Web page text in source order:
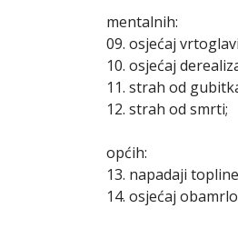
mentalnih:
09. osjećaj
10. osjećaj
11. strah od
12. strah od smrti;
općih:
13. napadaji
14. osjećaj